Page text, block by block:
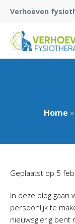
Verhoeven
Home »
Geplaatst op 5
In deze blog
persoonlijk te
nieuwsgierig bent